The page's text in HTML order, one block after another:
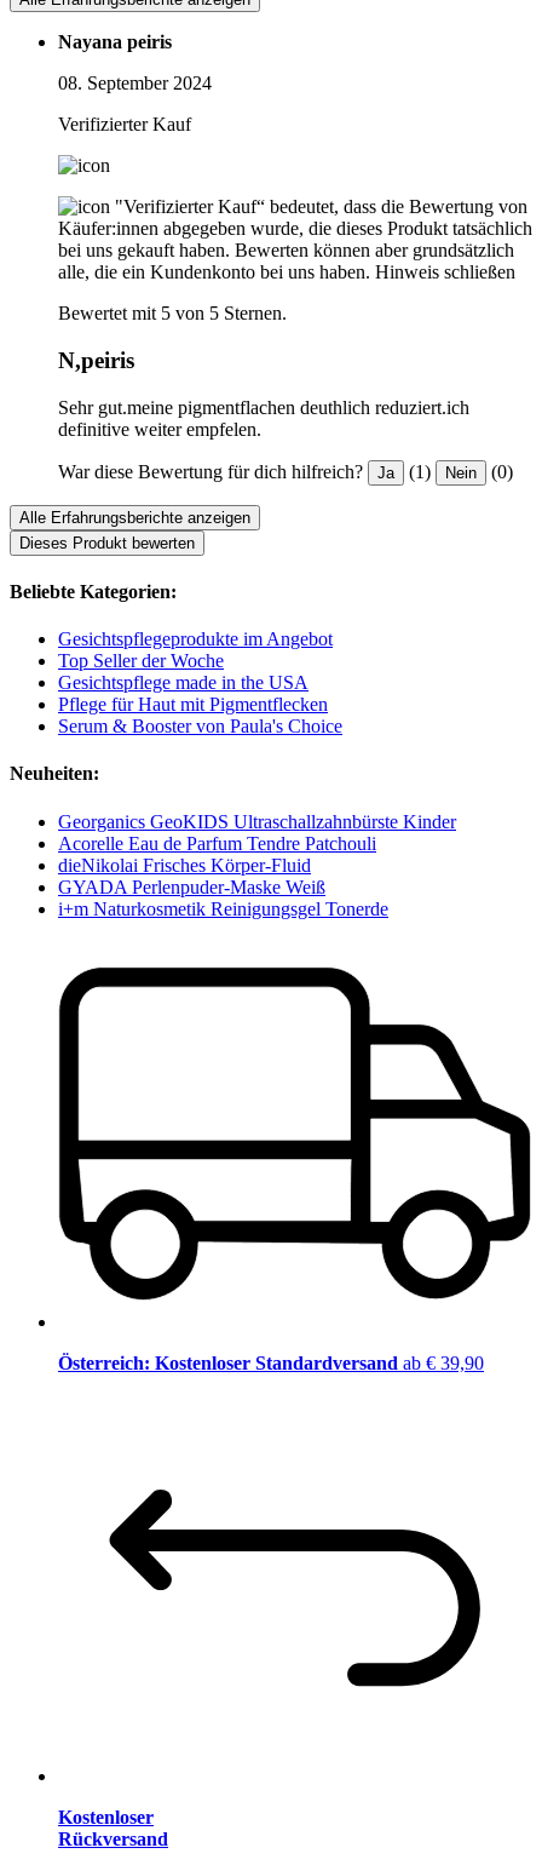
Nayana peiris
08. September 2024
Verifizierter Kauf
"Verifizierter Kauf“ bedeutet, dass die Bewertung von
Käufer:innen abgegeben wurde, die dieses Produkt tatsächlich
bei uns gekauft haben. Bewerten können aber grundsätzlich
alle, die ein Kundenkonto bei uns haben. Hinweis schließen
Bewertet mit 5 von 5 Sternen.
N,peiris
Sehr gut.meine pigmentflachen deuthlich reduziert.ich
definitive weiter empfelen.
War diese Bewertung für dich hilfreich? Ja (1) Nein (0)
Alle Erfahrungsberichte anzeigen
Dieses Produkt bewerten
Beliebte Kategorien:
Gesichtspflegeprodukte im Angebot
Top Seller der Woche
Gesichtspflege made in the USA
Pflege für Haut mit Pigmentflecken
Serum & Booster von Paula's Choice
Neuheiten:
Georganics GeoKIDS Ultraschallzahnbürste Kinder
Acorelle Eau de Parfum Tendre Patchouli
dieNikolai Frisches Körper-Fluid
GYADA Perlenpuder-Maske Weiß
i+m Naturkosmetik Reinigungsgel Tonerde
Österreich: Kostenloser Standardversand ab € 39,90
Kostenloser
Rückversand